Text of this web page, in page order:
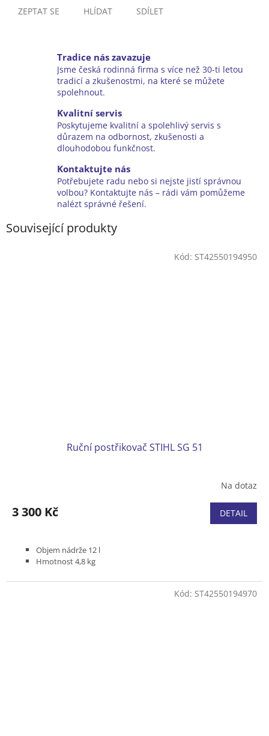
ZEPTAT SE HLÍDAT SDÍLET
Tradice nás zavazuje
Jsme česká rodinná firma s více než 30-ti letou
tradicí a zkušenostmi, na které se můžete
spolehnout.
Kvalitní servis
Poskytujeme kvalitní a spolehlivý servis s
důrazem na odbornost, zkušenosti a
dlouhodobou funkčnost.
Kontaktujte nás
Potřebujete radu nebo si nejste jistí správnou
volbou? Kontaktujte nás – rádi vám pomůžeme
nalézt správné řešení.
Související produkty
Ruční postřikovač STIHL SG 51
Na dotaz
3 300 Kč DETAIL
Objem nádrže 12 l
Hmotnost 4,8 kg
Kód: ST42550194950
Kód: ST42550194970